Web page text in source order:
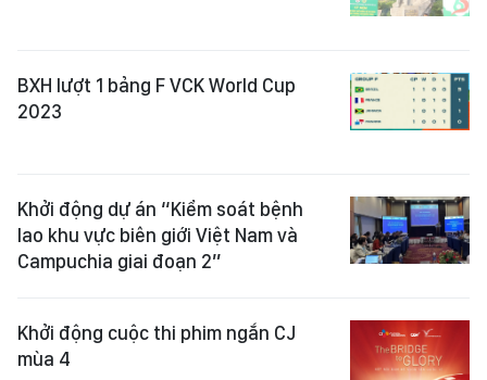
BXH lượt 1 bảng F VCK World Cup
2023
Khởi động dự án “Kiểm soát bệnh
lao khu vực biên giới Việt Nam và
Campuchia giai đoạn 2”
Khởi động cuộc thi phim ngắn CJ
mùa 4